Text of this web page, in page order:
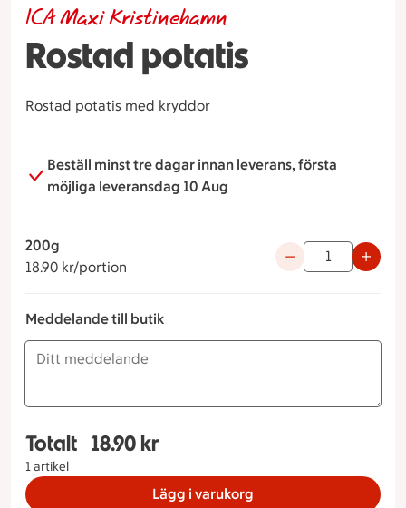
Rostad potatis
ICA Maxi Kristinehamn
Rostad potatis med kryddor
Beställ minst tre dagar innan leverans, första
möjliga leveransdag 10 Aug
200g
18.90 kr/portion
18.90 kronor per portion
Använd
Meddelande till butik
Totalt
1 artikel
Totalt 1 stycken Rostad potatis 200g, 18.90
18.90 kr
Lägg i varukorg